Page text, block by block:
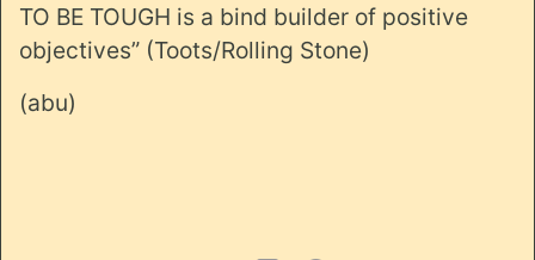
TO BE TOUGH is a bind builder of positive
objectives” (Toots/Rolling Stone)
(abu)